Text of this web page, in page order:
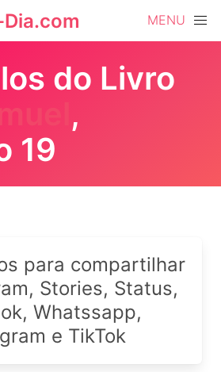
MENU
do Livro
,
19
para compartilhar
Stories, Status,
Whatssapp,
e TikTok